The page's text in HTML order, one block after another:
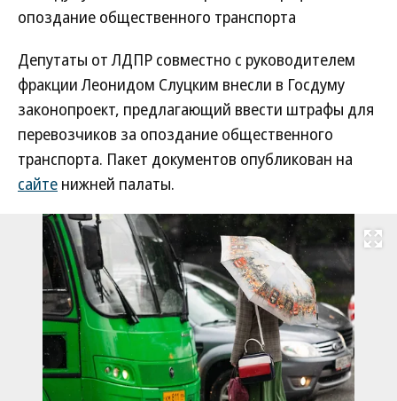
опоздание общественного транспорта
Депутаты от ЛДПР совместно с руководителем
фракции Леонидом Слуцким внесли в Госдуму
законопроект, предлагающий ввести штрафы для
перевозчиков за опоздание общественного
транспорта. Пакет документов опубликован на
сайте нижней палаты.
Развернуть